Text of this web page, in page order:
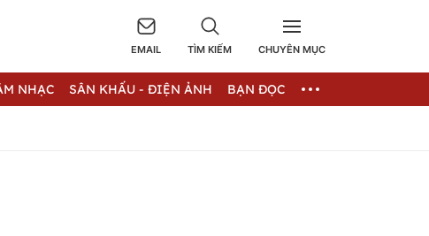
EMAIL TÌM KIẾM CHUYÊN MỤC
NHẠC SÂN KHẤU - ĐIỆN ẢNH BẠN ĐỌC